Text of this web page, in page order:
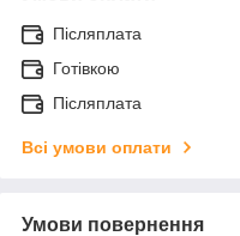
Післяплата
Готівкою
Післяплата
Всі умови оплати
Умови повернення